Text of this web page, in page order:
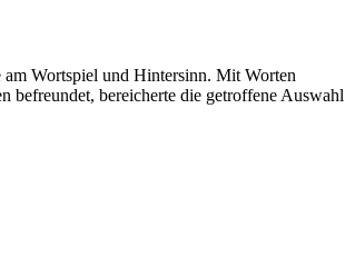
am Wortspiel und Hintersinn. Mit Worten
befreundet, bereicherte die getroffene Auswahl